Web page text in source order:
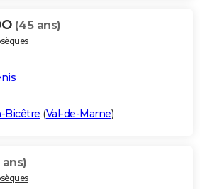
(45 ans)
Bicêtre (Val-de-Marne)
ans)